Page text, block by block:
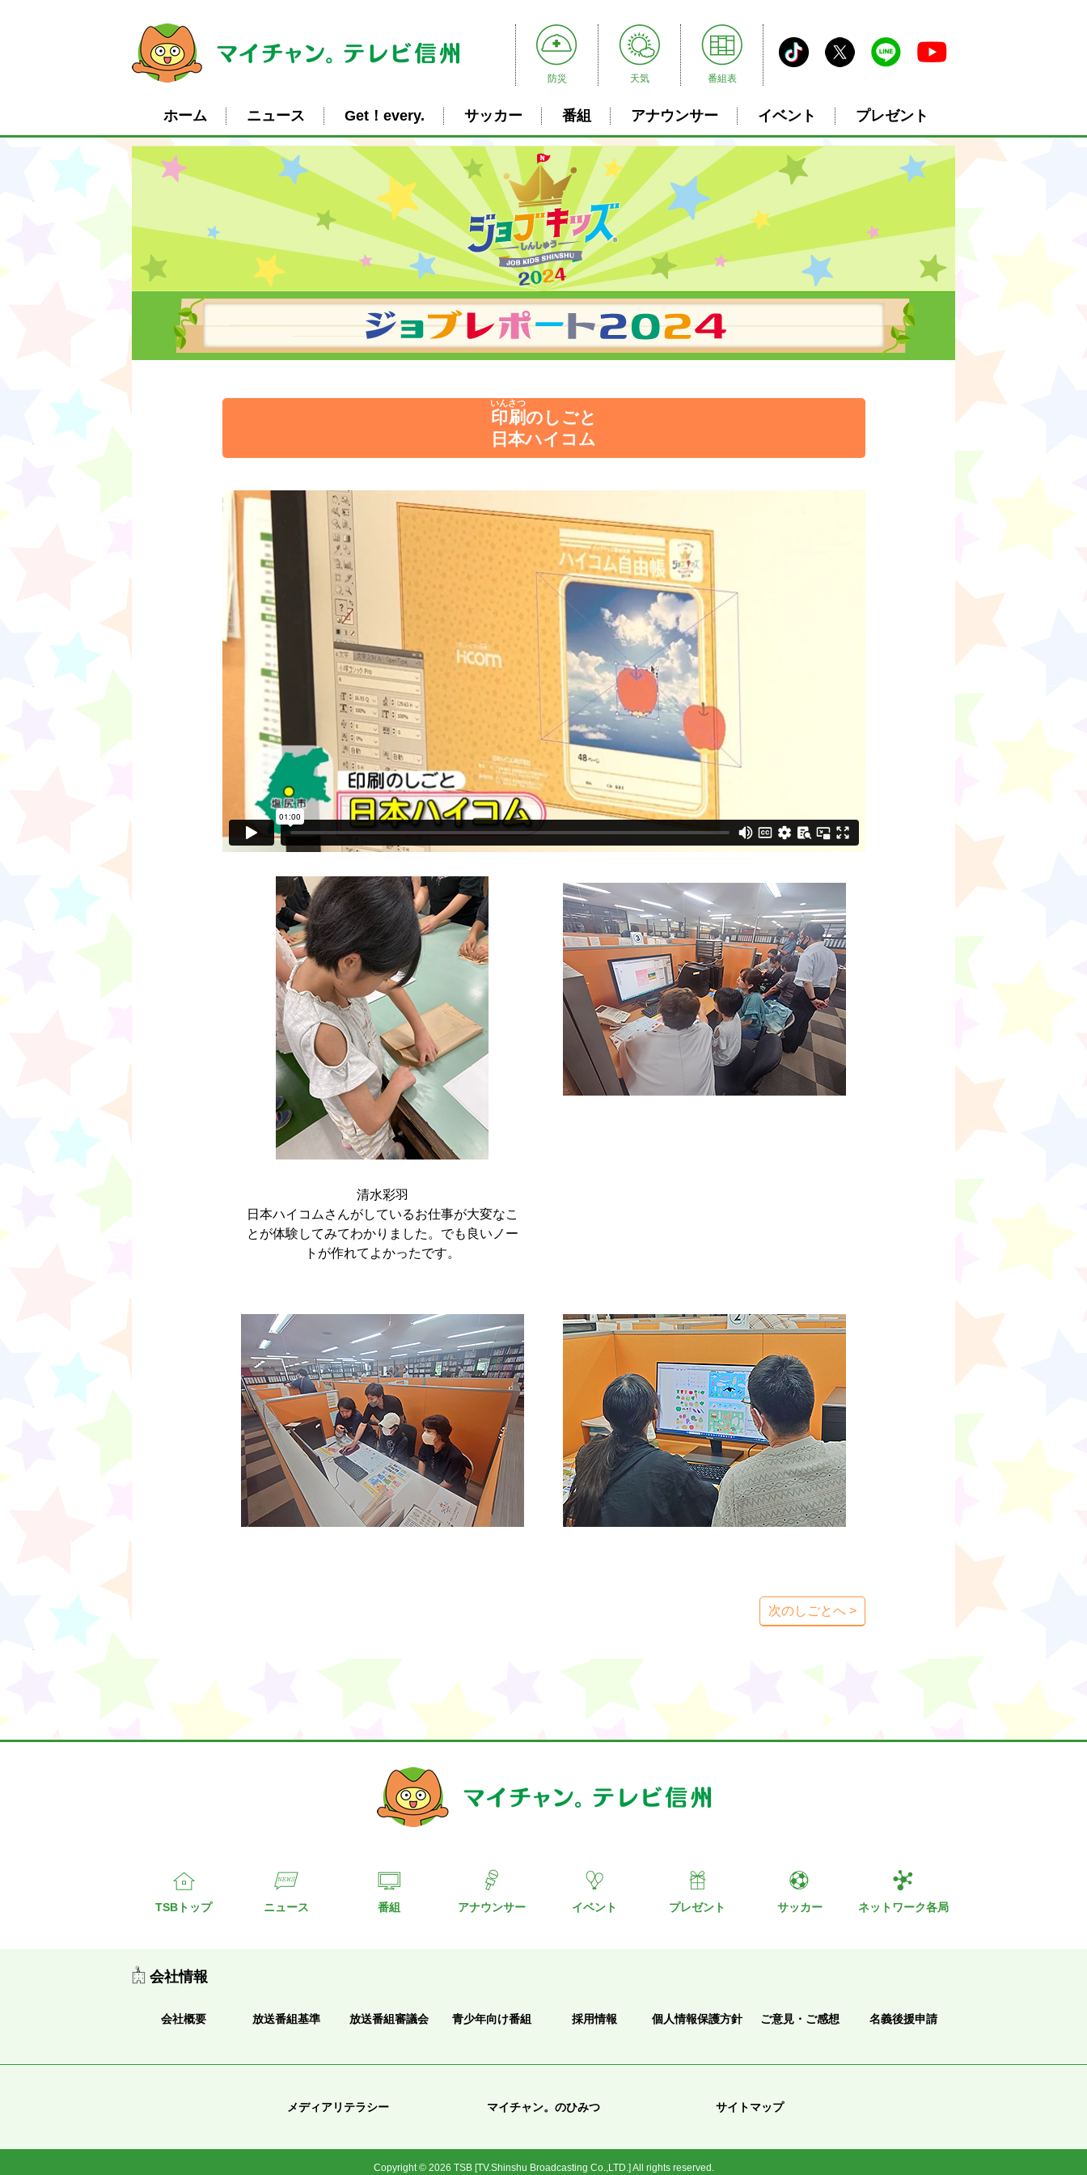
防災 天気 番組表
ホーム ニュース Get！every. サッカー 番組 アナウンサー イベント プレゼント
印刷
いんさつ
のしごと
日本ハイコム
清水彩羽
日本ハイコムさんがしているお仕事が大変なこ
とが体験してみてわかりました。でも良いノー
トが作れてよかったです。
次のしごとへ >
TSBトップ ニュース 番組 アナウンサー イベント プレゼント サッカー ネットワーク各局
会社情報
会社概要 放送番組基準 放送番組審議会 青少年向け番組 採用情報 個人情報保護方針 ご意見・ご感想 名義後援申請
メディアリテラシー マイチャン。のひみつ サイトマップ
Copyright © 2026 TSB [TV.Shinshu Broadcasting Co.,LTD.] All rights reserved.